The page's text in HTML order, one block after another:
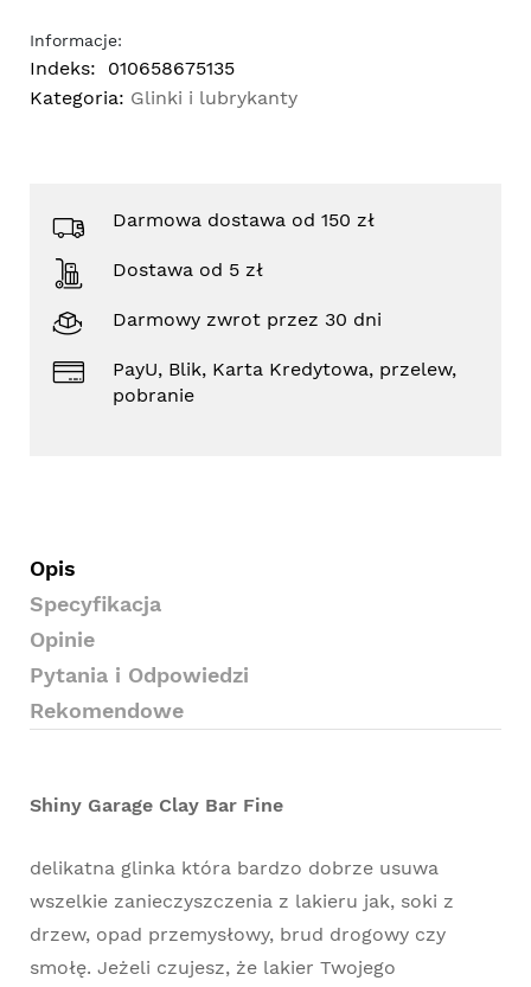
Informacje:
Indeks:
010658675135
Kategoria: Glinki i lubrykanty
Darmowa dostawa od 150 zł
Dostawa od 5 zł
Darmowy zwrot przez 30 dni
PayU, Blik, Karta Kredytowa, przelew,
pobranie
Opis
Specyfikacja
Opinie
Pytania i Odpowiedzi
Rekomendowe
Shiny Garage Clay Bar Fine
delikatna glinka która bardzo dobrze usuwa
wszelkie zanieczyszczenia z lakieru jak, soki z
drzew, opad przemysłowy, brud drogowy czy
smołę. Jeżeli czujesz, że lakier Twojego